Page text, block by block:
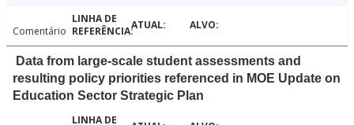
Comentário
Data from large-scale student assessments and
resulting policy priorities referenced in MOE Update on
Education Sector Strategic Plan